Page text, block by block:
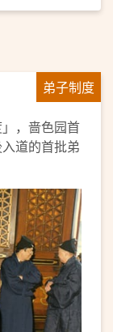
弟子制度
，啬色园首
道的首批弟